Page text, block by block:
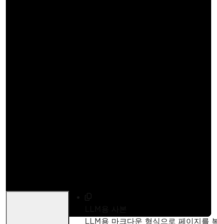
LLM용 사본
LLM용 마크다운 형식으로 페이지를